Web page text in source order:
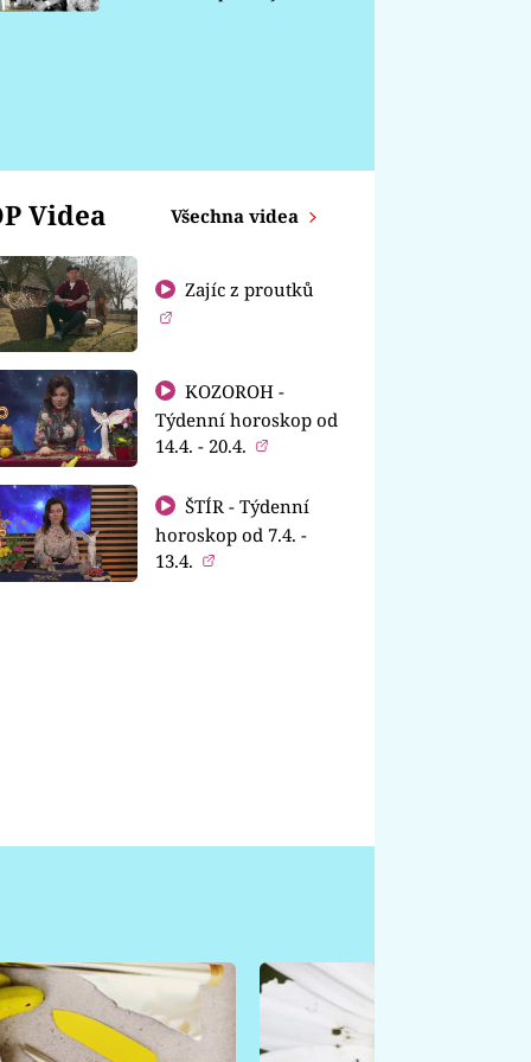
Videa Všechna videa
Zajíc z proutků
KOZOROH -
Týdenní horoskop od
14.4. - 20.4.
ŠTÍR - Týdenní
horoskop od 7.4. -
13.4.